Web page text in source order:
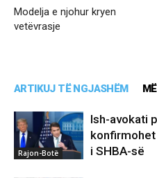
Modelja e njohur kryen
vetëvrasje
ARTIKUJ TË NGJASHËM
Rajon-Botë
Ish-avokati
i SHBA-së